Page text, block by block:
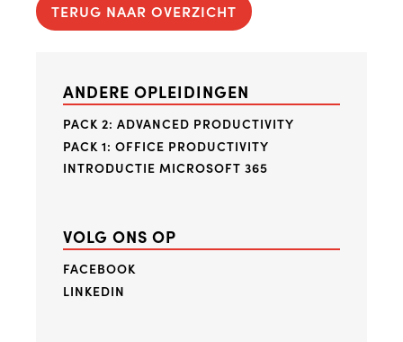
TERUG NAAR OVERZICHT
ANDERE OPLEIDINGEN
PACK 2: ADVANCED PRODUCTIVITY
PACK 1: OFFICE PRODUCTIVITY
INTRODUCTIE MICROSOFT 365
VOLG ONS OP
FACEBOOK
LINKEDIN